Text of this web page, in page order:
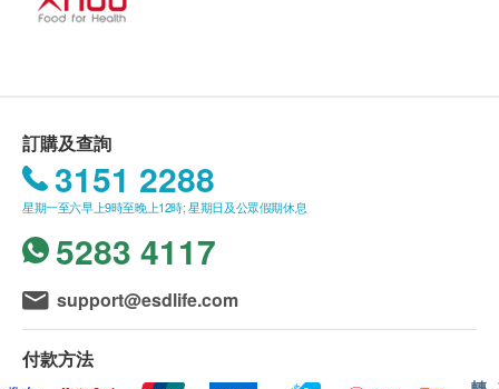
送貨條款：
懸掛或黑色暴雨警告生效時，送貨服務時間將會延遲。
所有訂單須視乎相關貨品的供應情況再作最後確認。倘
若健康網購health.ESDlife未能提供任何訂單上的貨
品，健康網購health.ESDlife有權拒絕接受該訂單，並
且會於送貨前透過電話或電郵通知顧客再作安排。
退換條款：
當顧客收取已訂購之貨品時，有責任檢查貨品是否有損
毀情況，一經確認簽收，恕不接受退換。
退換產品必須包裝完整，如退換之產品有任何殘缺或過
訂購及查詢
3151 2288
星期一至六早上9時至晚上12時; 星期日及公眾假期休息
5283 4117
support@esdlife.com
付款方法